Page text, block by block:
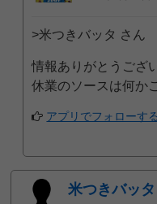
>米つきバッタ さん
情報ありがとうござ
休業のソースは何か
アプリでフォローする
米つきバッタ